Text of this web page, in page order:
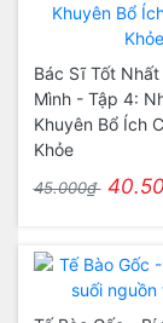
Bác Sĩ Tốt Nhất
Mình - Tập 4:
Khuyên Bổ Ích
Khỏe
45.000₫